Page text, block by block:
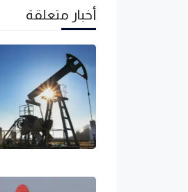
أخبار متعلقة